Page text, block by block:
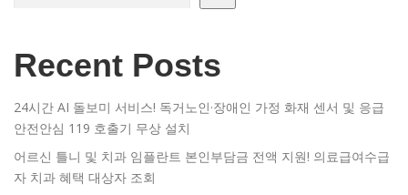
Recent Posts
24시간 AI 돌보미 서비스! 독거노인·장애인 가정 화재 센서 및 응급
안전안심 119 호출기 무상 설치
어르신 틀니 및 치과 임플란트 본인부담금 전액 지원! 의료급여수급
자 치과 혜택 대상자 조회